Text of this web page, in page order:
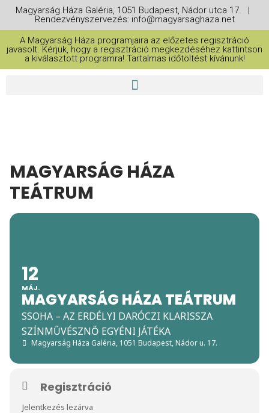
Magyarság Háza Galéria, 1051 Budapest, Nádor utca 17. |
Rendezvényszervezés: info@magyarsaghaza.net
A Magyarság Háza programjaira az előzetes regisztráció
javasolt. Kérjük, hogy a regisztráció megkezdéséhez kattintson
a kiválasztott programra! Tartalmas időtöltést kívánunk!
MAGYARSÁG HÁZA
TEÁTRUM
12
MÁJ.
MAGYARSÁG HÁZA TEÁTRUM
SSOHA – AZ ERDÉLYI DARÓCZI KLARISSZA
SZÍNMŰVÉSZNŐ EGYÉNI JÁTÉKA
Magyarság Háza Galéria, 1051 Budapest, Nádor u. 17.
Regisztráció
Jelentkezés lezárva